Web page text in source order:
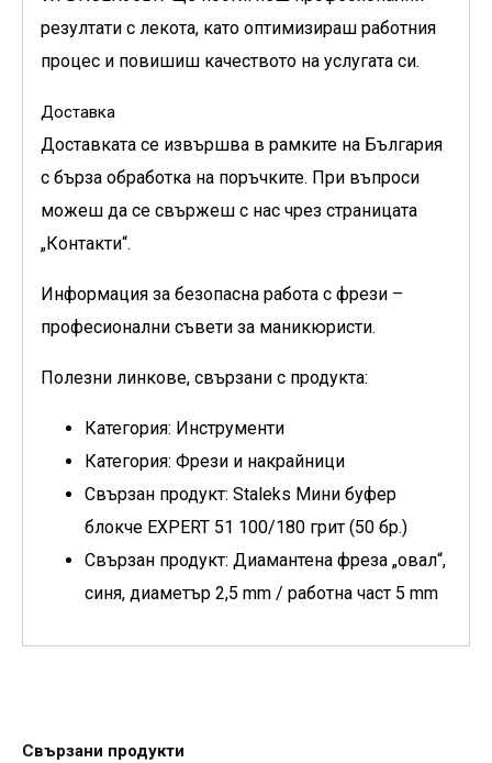
резултати с лекота, като оптимизираш работния
процес и повишиш качеството на услугата си.
Доставка
Доставката се извършва в рамките на България
с бърза обработка на поръчките. При въпроси
можеш да се свържеш с нас чрез страницата
„Контакти“.
Информация за безопасна работа с фрези –
професионални съвети за маникюристи.
Полезни линкове, свързани с продукта:
Категория: Инструменти
Категория: Фрези и накрайници
Свързан продукт: Staleks Мини буфер
блокче EXPERT 51 100/180 грит (50 бр.)
Свързан продукт: Диамантена фреза „овал“,
синя, диаметър 2,5 mm / работна част 5 mm
Свързани продукти